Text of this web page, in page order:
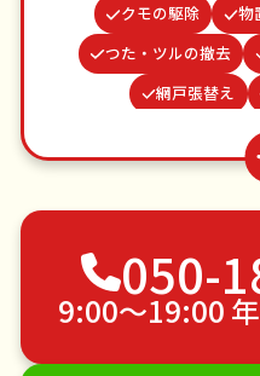
クモの駆除
物
つた・ツルの撤去
網戸張替え
遺品整理・生前
カーテンレール取
波板張替え
家
不用品回収
家具の移動
植木の伐採
手す
エアコンクリーニ
050-
9:00〜19:00